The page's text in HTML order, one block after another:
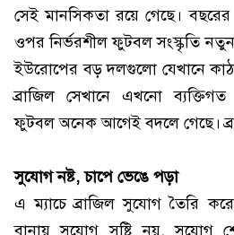
সেই মানসিকতা রয়ে গেছে।
ওপর নির্ভরশীল ফুটবল সংস্কৃতি নতুন
ইউরোপের বড় দলগুলো যেখানে
ব্রাজিল সেখানে এখনো
ফুটবল অনেক আগেই বদলে গেছে।
সুযোগ নষ্ট, চাপে ভেঙে পড়া
এ ম্যাচে ব্রাজিল সুযোগ তৈরি
বানায় সুযোগ সৃষ্টি নয়, সুযোগ